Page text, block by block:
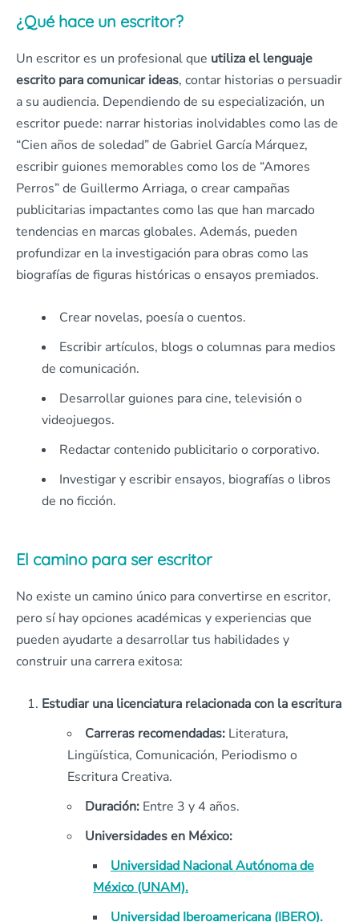
¿Qué hace un escritor?
Un escritor es un profesional que utiliza el lenguaje
escrito para comunicar ideas, contar historias o persuadir
a su audiencia. Dependiendo de su especialización, un
escritor puede: narrar historias inolvidables como las de
“Cien años de soledad” de Gabriel García Márquez,
escribir guiones memorables como los de “Amores
Perros” de Guillermo Arriaga, o crear campañas
publicitarias impactantes como las que han marcado
tendencias en marcas globales. Además, pueden
profundizar en la investigación para obras como las
biografías de figuras históricas o ensayos premiados.
Crear novelas, poesía o cuentos.
Escribir artículos, blogs o columnas para medios
de comunicación.
Desarrollar guiones para cine, televisión o
videojuegos.
Redactar contenido publicitario o corporativo.
Investigar y escribir ensayos, biografías o libros
de no ficción.
El camino para ser escritor
No existe un camino único para convertirse en escritor,
pero sí hay opciones académicas y experiencias que
pueden ayudarte a desarrollar tus habilidades y
construir una carrera exitosa:
Estudiar una licenciatura relacionada con la escritura
Carreras recomendadas: Literatura,
Lingüística, Comunicación, Periodismo o
Escritura Creativa.
Duración: Entre 3 y 4 años.
Universidades en México:
Universidad Nacional Autónoma de
México (UNAM).
Universidad Iberoamericana (IBERO).